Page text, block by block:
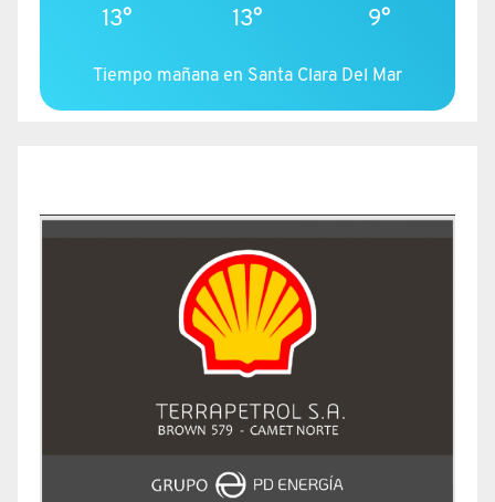
13° 13° 9°
Tiempo mañana en Santa Clara Del Mar